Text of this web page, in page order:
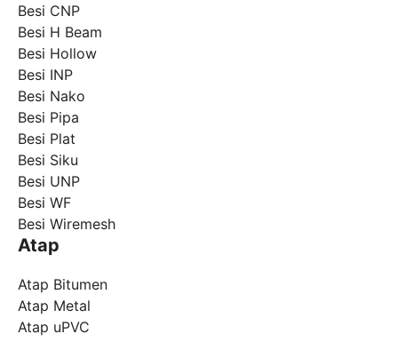
Besi CNP
Besi H Beam
Besi Hollow
Besi INP
Besi Nako
Besi Pipa
Besi Plat
Besi Siku
Besi UNP
Besi WF
Besi Wiremesh
Atap
Atap Bitumen
Atap Metal
Atap uPVC